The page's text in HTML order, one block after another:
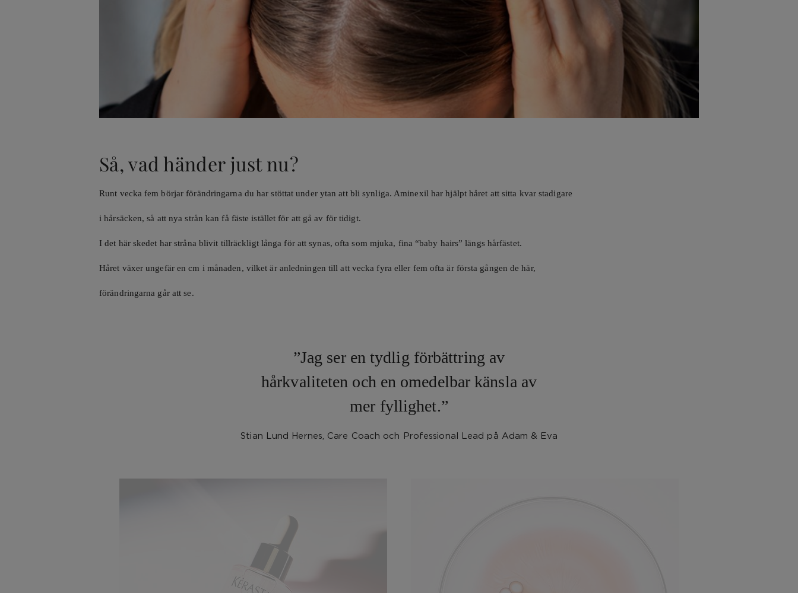
Så, vad händer just nu?
Runt vecka fem börjar förändringarna du har stöttat under ytan att bli synliga. Aminexil har hjälpt håret att sitta kvar stadigare
i hårsäcken, så att nya strån kan få fäste istället för att gå av för tidigt.
I det här skedet har stråna blivit tillräckligt långa för att synas, ofta som mjuka, fina “baby hairs” längs hårfästet.
Håret växer ungefär en cm i månaden, vilket är anledningen till att vecka fyra eller fem ofta är första gången de här,
förändringarna går att se.
”Jag ser en tydlig förbättring av
hårkvaliteten och en omedelbar känsla av
mer fyllighet.”
Stian Lund Hernes, Care Coach och Professional Lead på Adam & Eva